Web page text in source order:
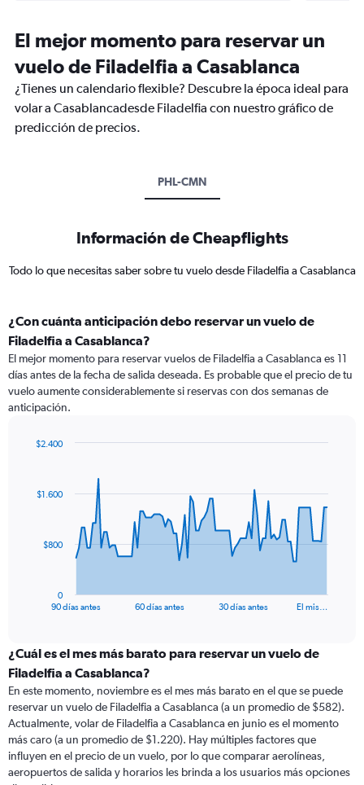
El mejor momento para reservar un
vuelo de Filadelfia a Casablanca
¿Tienes un calendario flexible? Descubre la época ideal para
volar a Casablancadesde Filadelfia con nuestro gráfico de
predicción de precios.
PHL-CMN
Información de Cheapflights
Todo lo que necesitas saber sobre tu vuelo desde Filadelfia a Casablanca
¿Con cuánta anticipación debo reservar un vuelo de
Filadelfia a Casablanca?
El mejor momento para reservar vuelos de Filadelfia a Casablanca es 11
días antes de la fecha de salida deseada. Es probable que el precio de tu
vuelo aumente considerablemente si reservas con dos semanas de
anticipación.
data
The
categories.
Range:
categories.
The
chart
has
1
Y
90 días antes 60 días antes 30 días antes El mis…
0
$800
$1.600
$2.400
¿Cuál es el mes más barato para reservar un vuelo de
Filadelfia a Casablanca?
En este momento, noviembre es el mes más barato en el que se puede
reservar un vuelo de Filadelfia a Casablanca (a un promedio de $582).
Actualmente, volar de Filadelfia a Casablanca en junio es el momento
más caro (a un promedio de $1.220). Hay múltiples factores que
influyen en el precio de un vuelo, por lo que comparar aerolíneas,
aeropuertos de salida y horarios les brinda a los usuarios más opciones